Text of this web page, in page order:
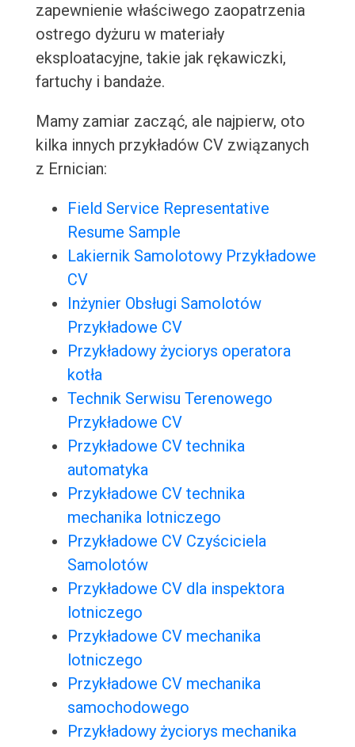
zapewnienie właściwego zaopatrzenia
ostrego dyżuru w materiały
eksploatacyjne, takie jak rękawiczki,
fartuchy i bandaże.
Mamy zamiar zacząć, ale najpierw, oto
kilka innych przykładów CV związanych
z Ernician:
Field Service Representative
Resume Sample
Lakiernik Samolotowy Przykładowe
CV
Inżynier Obsługi Samolotów
Przykładowe CV
Przykładowy życiorys operatora
kotła
Technik Serwisu Terenowego
Przykładowe CV
Przykładowe CV technika
automatyka
Przykładowe CV technika
mechanika lotniczego
Przykładowe CV Czyściciela
Samolotów
Przykładowe CV dla inspektora
lotniczego
Przykładowe CV mechanika
lotniczego
Przykładowe CV mechanika
samochodowego
Przykładowy życiorys mechanika